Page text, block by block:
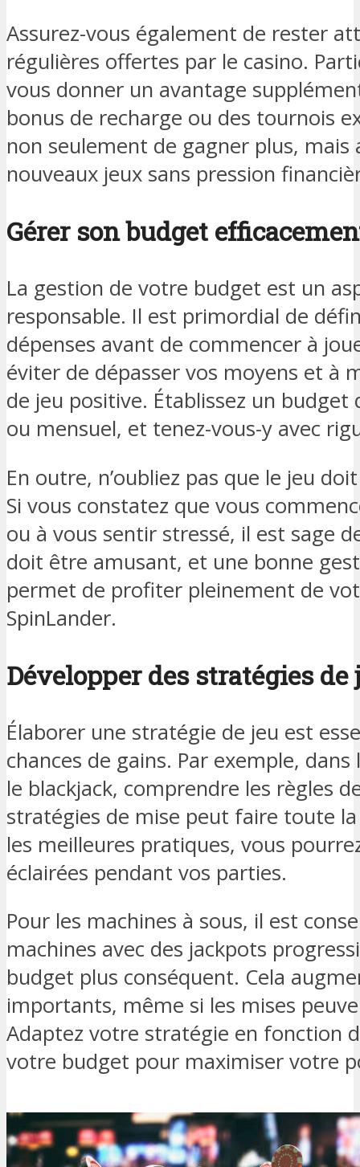
Assurez-vous également de rester
régulières offertes par le casino.
vous donner un avantage
bonus de recharge ou des tournois
non seulement de gagner plus, mais
nouveaux jeux sans pression
Gérer son budget
La gestion de votre budget est un
responsable. Il est primordial de
dépenses avant de commencer à
éviter de dépasser vos moyens et à
de jeu positive. Établissez un
ou mensuel, et tenez-vous-y avec
En outre, n’oubliez pas que le jeu
Si vous constatez que vous
ou à vous sentir stressé, il est sage
doit être amusant, et une bonne
permet de profiter pleinement de
SpinLander.
Développer des stratégies de
Élaborer une stratégie de jeu est
chances de gains. Par exemple,
le blackjack, comprendre les règles
stratégies de mise peut faire toute
les meilleures pratiques, vous
éclairées pendant vos parties.
Pour les machines à sous, il est
machines avec des jackpots
budget plus conséquent. Cela
importants, même si les mises
Adaptez votre stratégie en fonction
votre budget pour maximiser votre